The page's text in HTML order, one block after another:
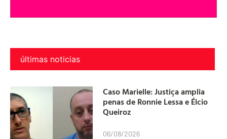
últimas noticias
Caso Marielle: Justiça amplia
penas de Ronnie Lessa e Élcio
Queiroz
06/08/2026